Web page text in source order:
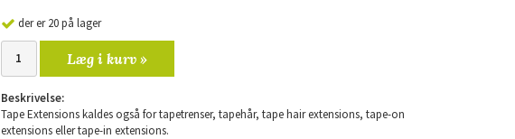
der er 20 på lager
Læg i kurv »
Beskrivelse:
Tape Extensions kaldes også for tapetrenser, tapehår, tape hair extensions, tape-on
extensions eller tape-in extensions.